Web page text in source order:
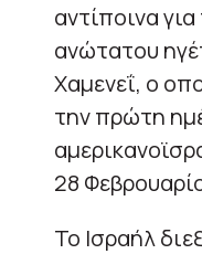
αντίποινα
ανώτατου
Χαμενεΐ, ο
την πρώτη
28
Το Ισραήλ